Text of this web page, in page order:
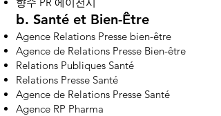
b. Santé et Bien-Être
Agence Relations Presse bien-être
Agence de Relations Presse Bien-être
Relations Publiques Santé
Relations Presse Santé
Agence de Relations Presse Santé
Agence RP Pharma